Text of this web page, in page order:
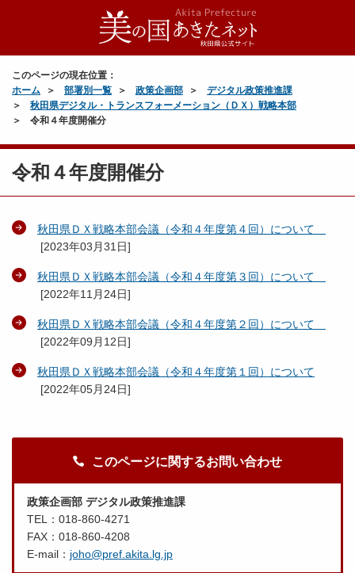
このページの現在位置：
ホーム
部署別一覧 政策企画部
デジタル政策推進課
秋田県デジタル・トランスフォーメーション（ＤＸ）戦略本部
令和４年度開催分
令和４年度開催分
秋田県ＤＸ戦略本部会議（令和４年度第４回）について
[2023年03月31日]
秋田県ＤＸ戦略本部会議（令和４年度第３回）について
[2022年11月24日]
秋田県ＤＸ戦略本部会議（令和４年度第２回）について
[2022年09月12日]
秋田県ＤＸ戦略本部会議（令和４年度第１回）について
[2022年05月24日]
このページに関するお問い合わせ
政策企画部 デジタル政策推進課
TEL：018-860-4271
FAX：018-860-4208
E-mail： joho@pref.akita.lg.jp